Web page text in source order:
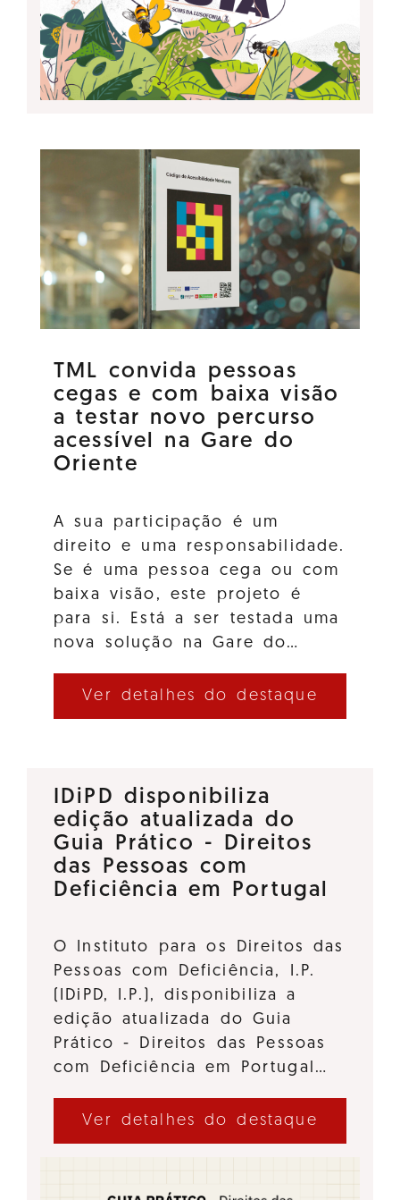
TML convida pessoas
cegas e com baixa visão
a testar novo percurso
acessível na Gare do
Oriente
A sua participação é um
direito e uma responsabilidade.
Se é uma pessoa cega ou com
baixa visão, este projeto é
para si. Está a ser testada uma
nova solução na Gare do…
Ver detalhes do destaque
IDiPD disponibiliza
edição atualizada do
Guia Prático - Direitos
das Pessoas com
Deficiência em Portugal
O Instituto para os Direitos das
Pessoas com Deficiência, I.P.
(IDiPD, I.P.), disponibiliza a
edição atualizada do Guia
Prático - Direitos das Pessoas
com Deficiência em Portugal…
Ver detalhes do destaque